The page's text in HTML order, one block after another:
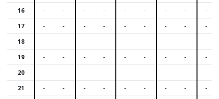
16
- - - - - - - -
-
17
- - - - - - - -
-
18
- - - - - - - -
-
19
- - - - - - - -
-
20
- - - - - - - -
-
21
- - - - - - - -
-